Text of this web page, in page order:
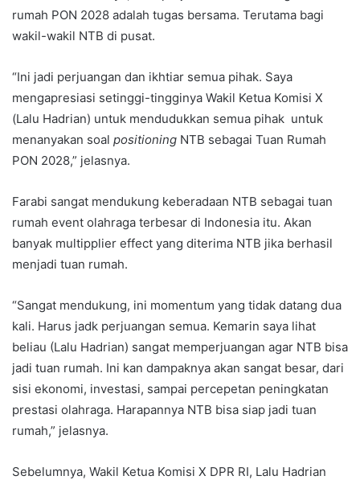
rumah PON 2028 adalah tugas bersama. Terutama bagi
wakil-wakil NTB di pusat.
“Ini jadi perjuangan dan ikhtiar semua pihak. Saya
mengapresiasi setinggi-tingginya Wakil Ketua Komisi X
(Lalu Hadrian) untuk mendudukkan semua pihak untuk
menanyakan soal positioning NTB sebagai Tuan Rumah
PON 2028,” jelasnya.
Farabi sangat mendukung keberadaan NTB sebagai tuan
rumah event olahraga terbesar di Indonesia itu. Akan
banyak multipplier effect yang diterima NTB jika berhasil
menjadi tuan rumah.
“Sangat mendukung, ini momentum yang tidak datang dua
kali. Harus jadk perjuangan semua. Kemarin saya lihat
beliau (Lalu Hadrian) sangat memperjuangan agar NTB bisa
jadi tuan rumah. Ini kan dampaknya akan sangat besar, dari
sisi ekonomi, investasi, sampai percepetan peningkatan
prestasi olahraga. Harapannya NTB bisa siap jadi tuan
rumah,” jelasnya.
Sebelumnya, Wakil Ketua Komisi X DPR RI, Lalu Hadrian